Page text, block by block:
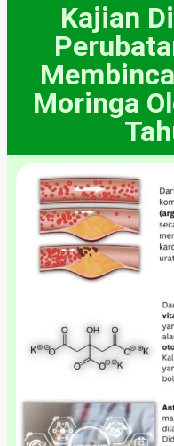
Kajian
Moringa